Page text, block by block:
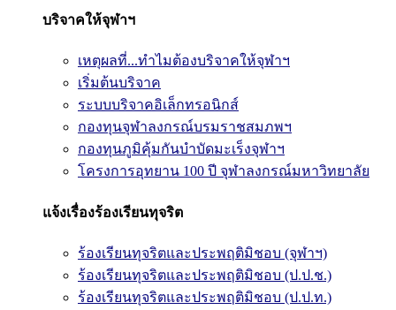
บริจาคให้จุฬาฯ
เหตุผลที่...ทำไมต้องบริจาคให้จุฬาฯ
เริ่มต้นบริจาค
ระบบบริจาคอิเล็กทรอนิกส์
กองทุนจุฬาลงกรณ์บรมราชสมภพฯ
กองทุนภูมิคุ้มกันบำบัดมะเร็งจุฬาฯ
โครงการอุทยาน 100 ปี จุฬาลงกรณ์มหาวิทยาลัย
แจ้งเรื่องร้องเรียนทุจริต
ร้องเรียนทุจริตและประพฤติมิชอบ (จุฬาฯ)
ร้องเรียนทุจริตและประพฤติมิชอบ (ป.ป.ช.)
ร้องเรียนทุจริตและประพฤติมิชอบ (ป.ป.ท.)